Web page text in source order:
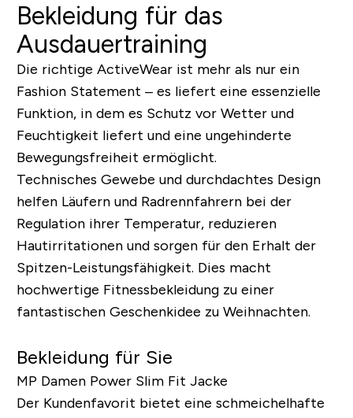
Bekleidung für das
Ausdauertraining
Die richtige ActiveWear ist mehr als nur ein
Fashion Statement – es liefert eine essenzielle
Funktion, in dem es Schutz vor Wetter und
Feuchtigkeit liefert und eine ungehinderte
Bewegungsfreiheit ermöglicht.
Technisches Gewebe und durchdachtes Design
helfen Läufern und Radrennfahrern bei der
Regulation ihrer Temperatur, reduzieren
Hautirritationen und sorgen für den Erhalt der
Spitzen-Leistungsfähigkeit. Dies macht
hochwertige Fitnessbekleidung zu einer
fantastischen Geschenkidee zu Weihnachten.
Bekleidung für Sie
MP Damen Power Slim Fit Jacke
Der Kundenfavorit bietet eine schmeichelhafte